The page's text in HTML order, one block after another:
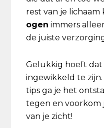
rest van je
ogen immers
de juiste
Gelukkig hoeft dat
ingewikkeld te
tips ga je het
tegen en voorkom
van je zicht!